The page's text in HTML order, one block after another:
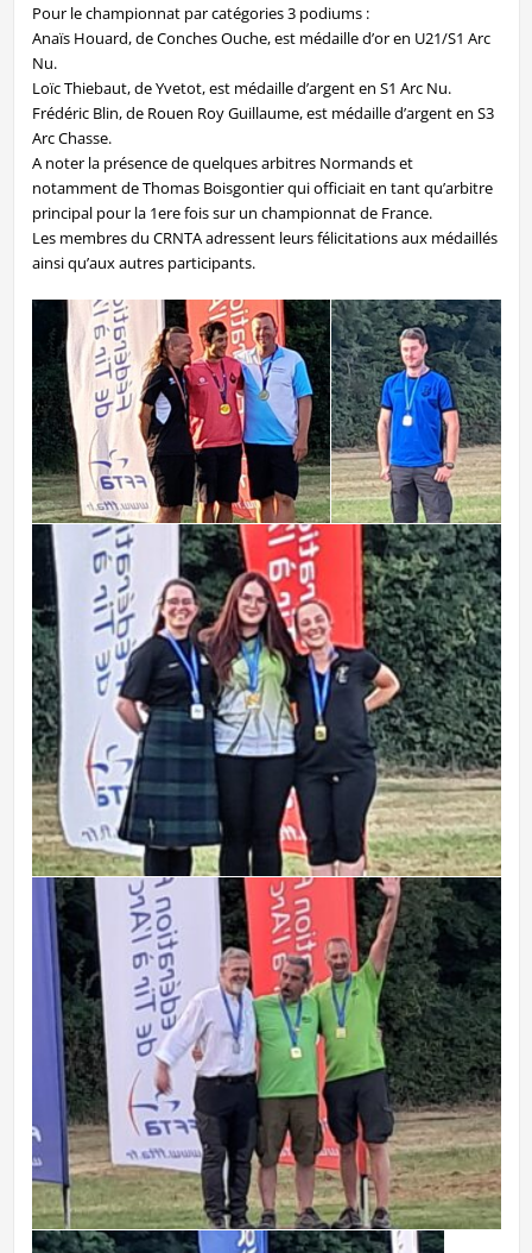
Pour le championnat par catégories 3 podiums :
Anaïs Houard, de Conches Ouche, est médaille d’or en U21/S1 Arc
Nu.
Loïc Thiebaut, de Yvetot, est médaille d’argent en S1 Arc Nu.
Frédéric Blin, de Rouen Roy Guillaume, est médaille d’argent en S3
Arc Chasse.
A noter la présence de quelques arbitres Normands et
notamment de Thomas Boisgontier qui officiait en tant qu’arbitre
principal pour la 1ere fois sur un championnat de France.
Les membres du CRNTA adressent leurs félicitations aux médaillés
ainsi qu’aux autres participants.